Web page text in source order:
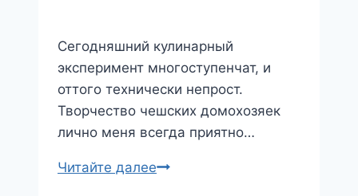
Сегодняшний кулинарный
эксперимент многоступенчат, и
оттого технически непрост.
Творчество чешских домохозяек
лично меня всегда приятно…
Читайте далееПечёная